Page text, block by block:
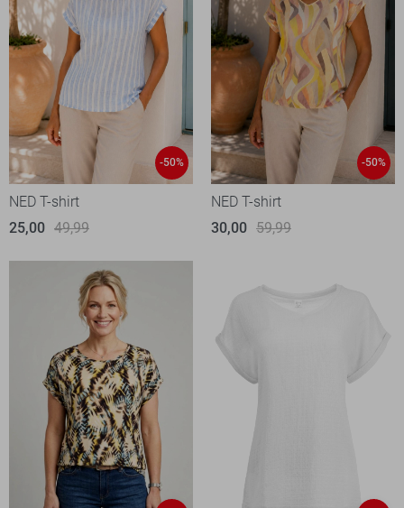
-50%
NED T-shirt
25,00 49,99
-50%
NED T-shirt
30,00 59,99